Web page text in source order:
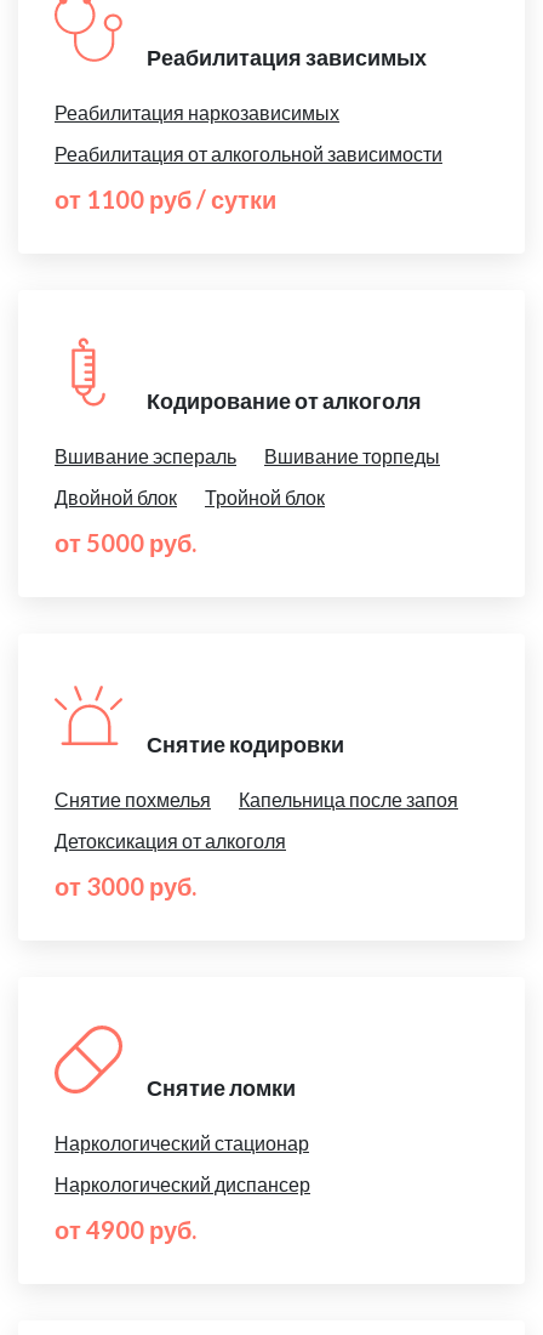
Реабилитация зависимых
Реабилитация наркозависимых
Реабилитация от алкогольной зависимости
от 1100 руб / сутки
Кодирование от алкоголя
Вшивание эспераль
Вшивание торпеды
Двойной блок
Тройной блок
от 5000 руб.
Снятие кодировки
Снятие похмелья
Капельница после запоя
Детоксикация от алкоголя
от 3000 руб.
Снятие ломки
Наркологический стационар
Наркологический диспансер
от 4900 руб.